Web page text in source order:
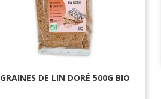
GRAINES DE LIN DORÉ 500G BIO